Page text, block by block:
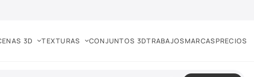
3D TEXTURAS CONJUNTOS 3DTRABAJOSMARCASPRECIOS